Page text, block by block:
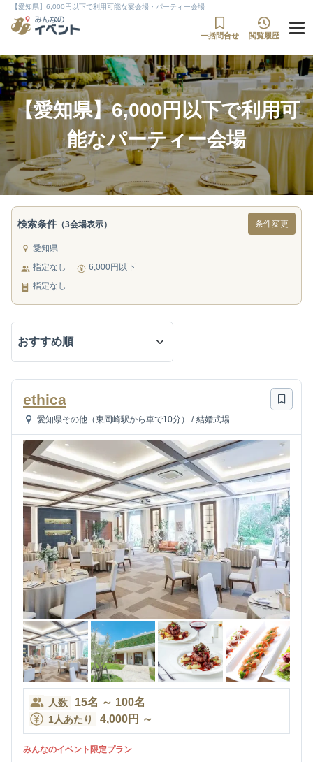
【愛知県】6,000円以下で利用可能な宴会場・パーティー会場
一括問合せ 閲覧履歴
【愛知県】6,000円以下で利用可
能なパーティー会場
検索条件 （3会場表示） 条件変更
愛知県
指定なし
6,000円以下
指定なし
ethica
愛知県その他（東岡崎駅から車で10分） / 結婚式場
人数 15名 ～ 100名
1人あたり 4,000円 ～
みんなのイベント限定プラン